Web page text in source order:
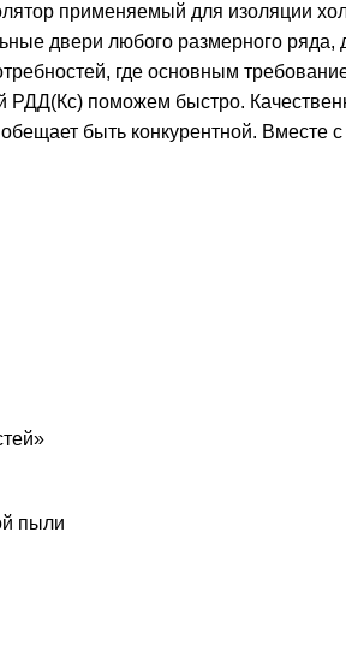
применяемый для изоляции
двери любого размерного
где основным
РДД(Кс) поможем быстро.
быть конкурентной. Вместе с
пыли